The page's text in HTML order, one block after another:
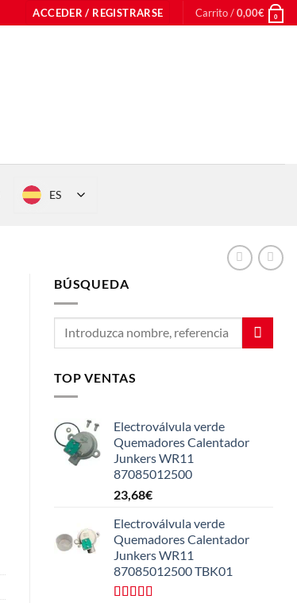
ACCEDER / REGISTRARSE Carrito /0,00€ 0
ES
BÚSQUEDA
TOP VENTAS
Electroválvula verde
Quemadores Calentador
Junkers WR11
87085012500
23,68€
Electroválvula verde
Quemadores Calentador
Junkers WR11
87085012500 TBK01